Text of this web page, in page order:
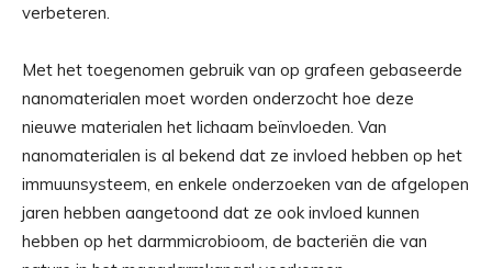
verbeteren.
Met het toegenomen gebruik van op grafeen gebaseerde
nanomaterialen moet worden onderzocht hoe deze
nieuwe materialen het lichaam beïnvloeden. Van
nanomaterialen is al bekend dat ze invloed hebben op het
immuunsysteem, en enkele onderzoeken van de afgelopen
jaren hebben aangetoond dat ze ook invloed kunnen
hebben op het darmmicrobioom, de bacteriën die van